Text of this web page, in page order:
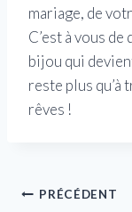
mariage, de
C’est à vous
bijou qui
reste plus qu’à
rêves !
PRÉCÉDENT